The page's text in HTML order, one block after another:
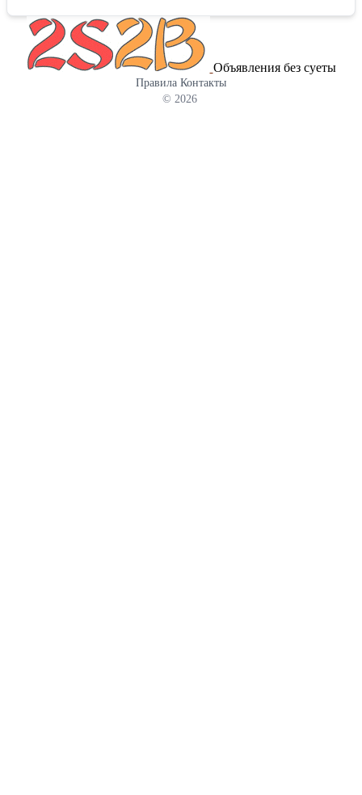
передающий фактуру природных материалов; стабильно высокое
качество продукции; дилерские цены — они помогут вам
уверенно конкурировать на рынке. Приглашаем к
взаимовыгодному сотрудничеству: будем рады работать со
строительными и торговыми компаниями, магазинами и
дизайнерами. Поможем сформировать ассортимент, который
Объявления без суеты
Правила Контакты
© 2026